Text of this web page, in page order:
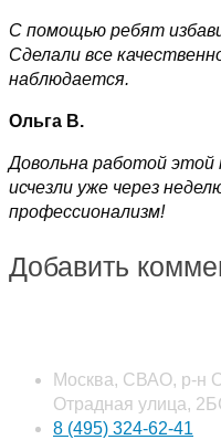
С помощью ребят
Сделали все
наблюдается.
Ольга В.
Довольна работой
исчезли уже через
профессионализм!
Добавить
Москва, СВАО, р-н
Отрадная улица,
8 (495) 324-62-41